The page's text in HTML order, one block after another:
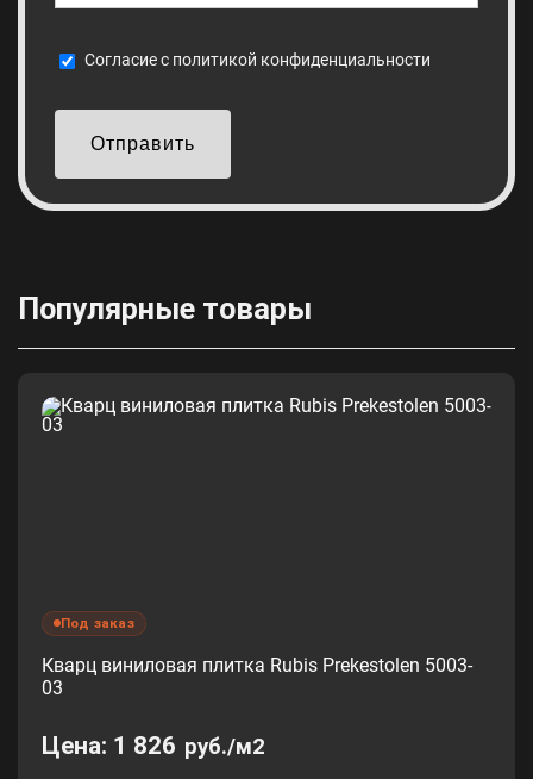
Cогласие с политикой конфиденциальности
Отправить
Популярные товары
Под заказ
Кварц виниловая плитка Rubis Prekestolen 5003-
03
Цена: 1 826 руб./м2